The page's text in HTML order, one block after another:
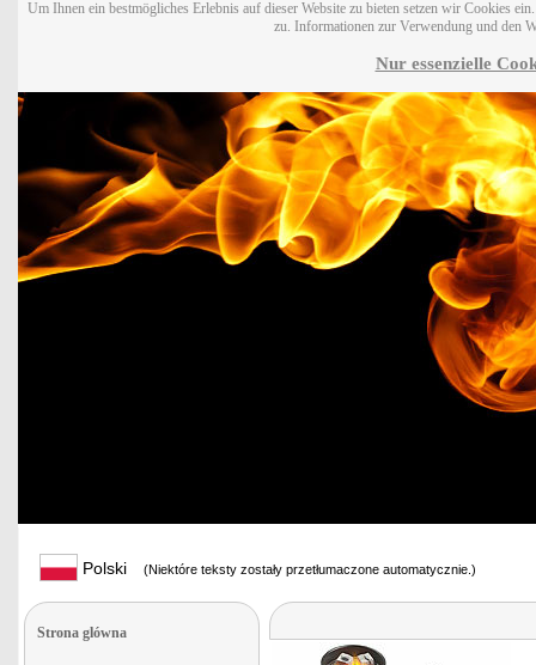
Um Ihnen ein bestmögliches Erlebnis auf dieser Website zu bieten setzen wir Cookies
zu. Informationen zur Verwendung und den
Nur essenzielle
Polski (Niektóre teksty zostały przetłumaczone automatycznie.)
Strona glówna